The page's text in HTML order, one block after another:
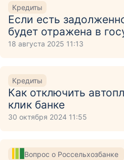
Кредиты
Если есть
будет отражена в
18 августа 2025 11:13
Кредиты
Как отключить
клик банке
30 октября 2024 11:55
Вопрос о Россельхозбанке